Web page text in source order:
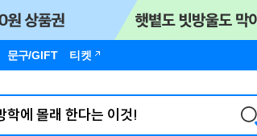
문구/GIFT 티켓